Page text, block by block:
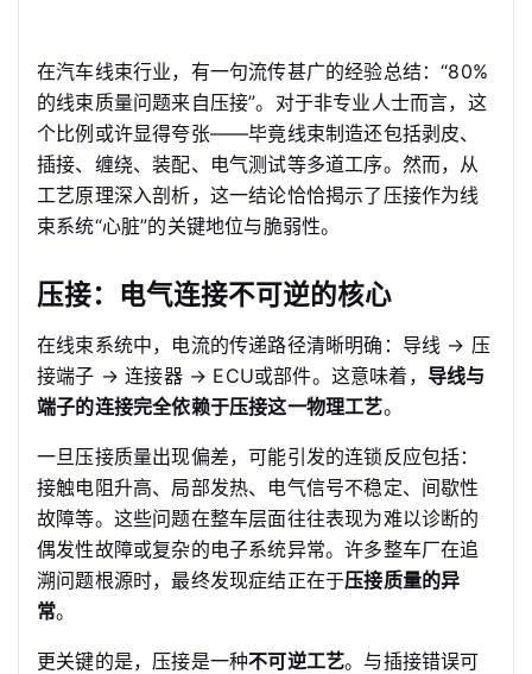
在汽车线束行业，有一句流传甚广的经验总结：“80%
的线束质量问题来自压接”。对于非专业人士而言，这
个比例或许显得夸张——毕竟线束制造还包括剥皮、
插接、缠绕、装配、电气测试等多道工序。然而，从
工艺原理深入剖析，这一结论恰恰揭示了压接作为线
束系统“心脏”的关键地位与脆弱性。
压接：电气连接不可逆的核心
在线束系统中，电流的传递路径清晰明确：导线 → 压
接端子 → 连接器 → ECU或部件。这意味着， 导线与
端子的连接完全依赖于压接这一物理工艺。
一旦压接质量出现偏差，可能引发的连锁反应包括：
接触电阻升高、局部发热、电气信号不稳定、间歇性
故障等。这些问题在整车层面往往表现为难以诊断的
偶发性故障或复杂的电子系统异常。许多整车厂在追
溯问题根源时，最终发现症结正在于压接质量的异
常。
更关键的是，压接是一种不可逆工艺。与插接错误可